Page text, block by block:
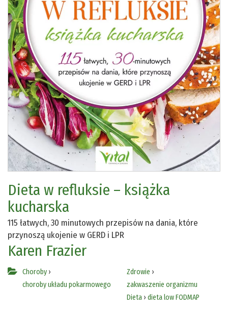
Dieta w refluksie – książka
kucharska
115 łatwych, 30 minutowych przepisów na dania, które
przynoszą ukojenie w GERD i LPR
Karen Frazier
Choroby ›
choroby układu pokarmowego
Zdrowie ›
zakwaszenie organizmu
Dieta› dieta low FODMAP